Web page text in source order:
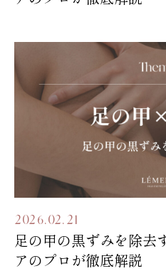
2026.02.21
足の甲の黒ずみを除去
アのプロが徹底解説